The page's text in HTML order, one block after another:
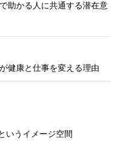
助かる人に共通する潜在意
健康と仕事を変える理由
いうイメージ空間